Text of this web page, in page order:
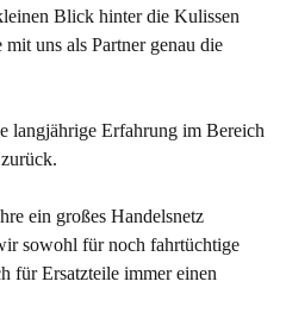
Blick hinter die Kulissen
uns als Partner genau die
langjährige Erfahrung im Bereich
ein großes Handelsnetz
sowohl für noch fahrtüchtige
für Ersatzteile immer einen